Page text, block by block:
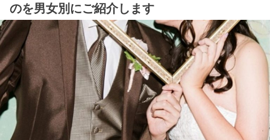
のを男女別にご紹介します